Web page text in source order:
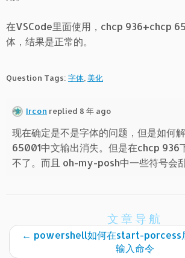
在VSCode里面使用，chcp 936+chcp
体，结果是正常的。
Question Tags: 字体 美化
Ircon replied 8 年 ago
现在确定是不是字体的问题，但是如何
65001中文输出消失。但是在chcp 936
不了。而且 oh-my-posh中一些符号会乱
文章导航
← powershell如何在start-porcess
输入命令